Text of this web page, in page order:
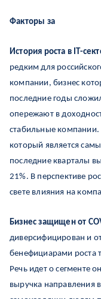
Факторы за
История роста в IT-
редким для
компании, бизнес
последние годы
опережают в
стабильные компании.
который является
последние кварталы
21%. В перспективе
свете влияния на
Бизнес защищен от
диверсифицирован и
бенефициарами роста
Речь идет о сегменте
выручка направления